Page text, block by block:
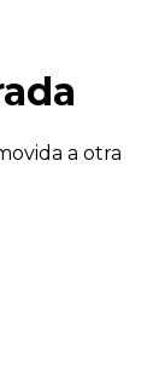
a otra